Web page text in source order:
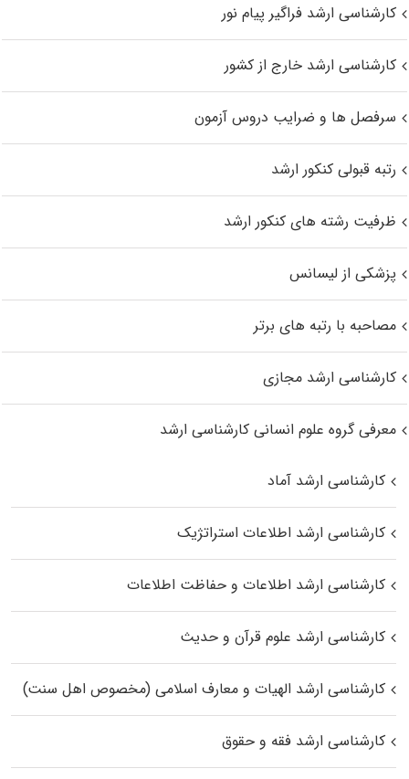
کارشناسی ارشد فراگیر پیام نور
کارشناسی ارشد خارج از کشور
سرفصل ها و ضرایب دروس آزمون
رتبه قبولی کنکور ارشد
ظرفیت رشته های کنکور ارشد
پزشکی از لیسانس
مصاحبه با رتبه های برتر
کارشناسی ارشد مجازی
معرفی گروه علوم انسانی کارشناسی ارشد
کارشناسی ارشد آماد
کارشناسی ارشد اطلاعات استراتژیک
کارشناسی ارشد اطلاعات و حفاظت اطلاعات
کارشناسی ارشد علوم قرآن و حدیث
کارشناسی ارشد الهیات و معارف اسلامی (مخصوص اهل سنت)
کارشناسی ارشد فقه و حقوق